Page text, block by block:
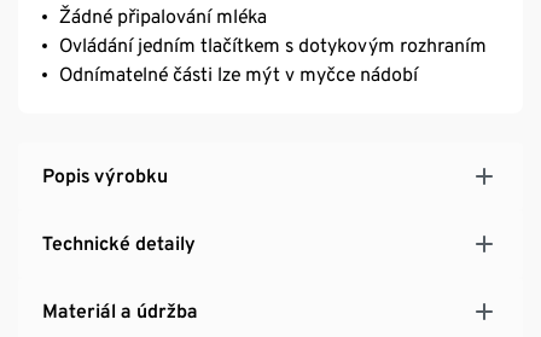
Žádné připalování mléka
Ovládání jedním tlačítkem s dotykovým rozhraním
Odnímatelné části lze mýt v myčce nádobí
Popis výrobku
Technické detaily
Materiál a údržba